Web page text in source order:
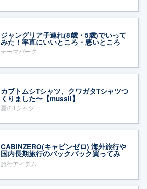
ジャングリア子連れ(8歳・5歳)でいって
みた！率直にいいところ・悪いところ
テーマパーク
カブトムシTシャツ、クワガタTシャツつ
くりました〜【mussii】
夏のTシャツ
CABINZERO(キャビンゼロ) 海外旅行や
国内長期旅行のバックパック買ってみ
た！
旅行アイテム